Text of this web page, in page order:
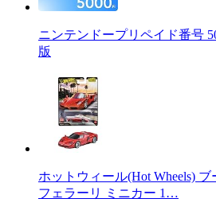
ニンテンドープリペイド番号
版
ホットウィール(Hot Wheels)
フェラーリ ミニカー 1…